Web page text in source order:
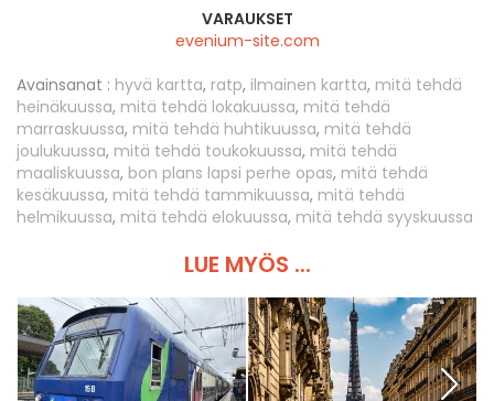
VARAUKSET
evenium-site.com
Avainsanat : hyvä kartta, ratp, ilmainen kartta, mitä tehdä
heinäkuussa, mitä tehdä lokakuussa, mitä tehdä
marraskuussa, mitä tehdä huhtikuussa, mitä tehdä
joulukuussa, mitä tehdä toukokuussa, mitä tehdä
maaliskuussa, bon plans lapsi perhe opas, mitä tehdä
kesäkuussa, mitä tehdä tammikuussa, mitä tehdä
helmikuussa, mitä tehdä elokuussa, mitä tehdä syyskuussa
LUE MYÖS ...